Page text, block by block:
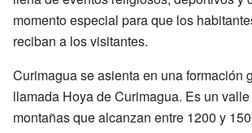
momento especial para que los
reciban a los visitantes.
Curimagua se asienta en una formación
llamada Hoya de Curimagua. Es un
montañas que alcanzan entre 1200 y